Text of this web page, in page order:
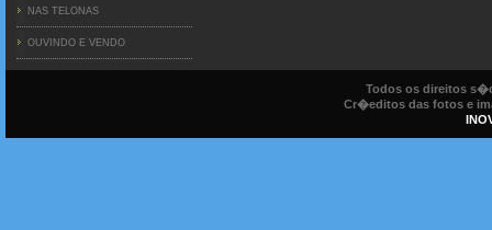
NAS TELONAS
OUVINDO E VENDO
Todos os direitos
Cr�editos das fotos e